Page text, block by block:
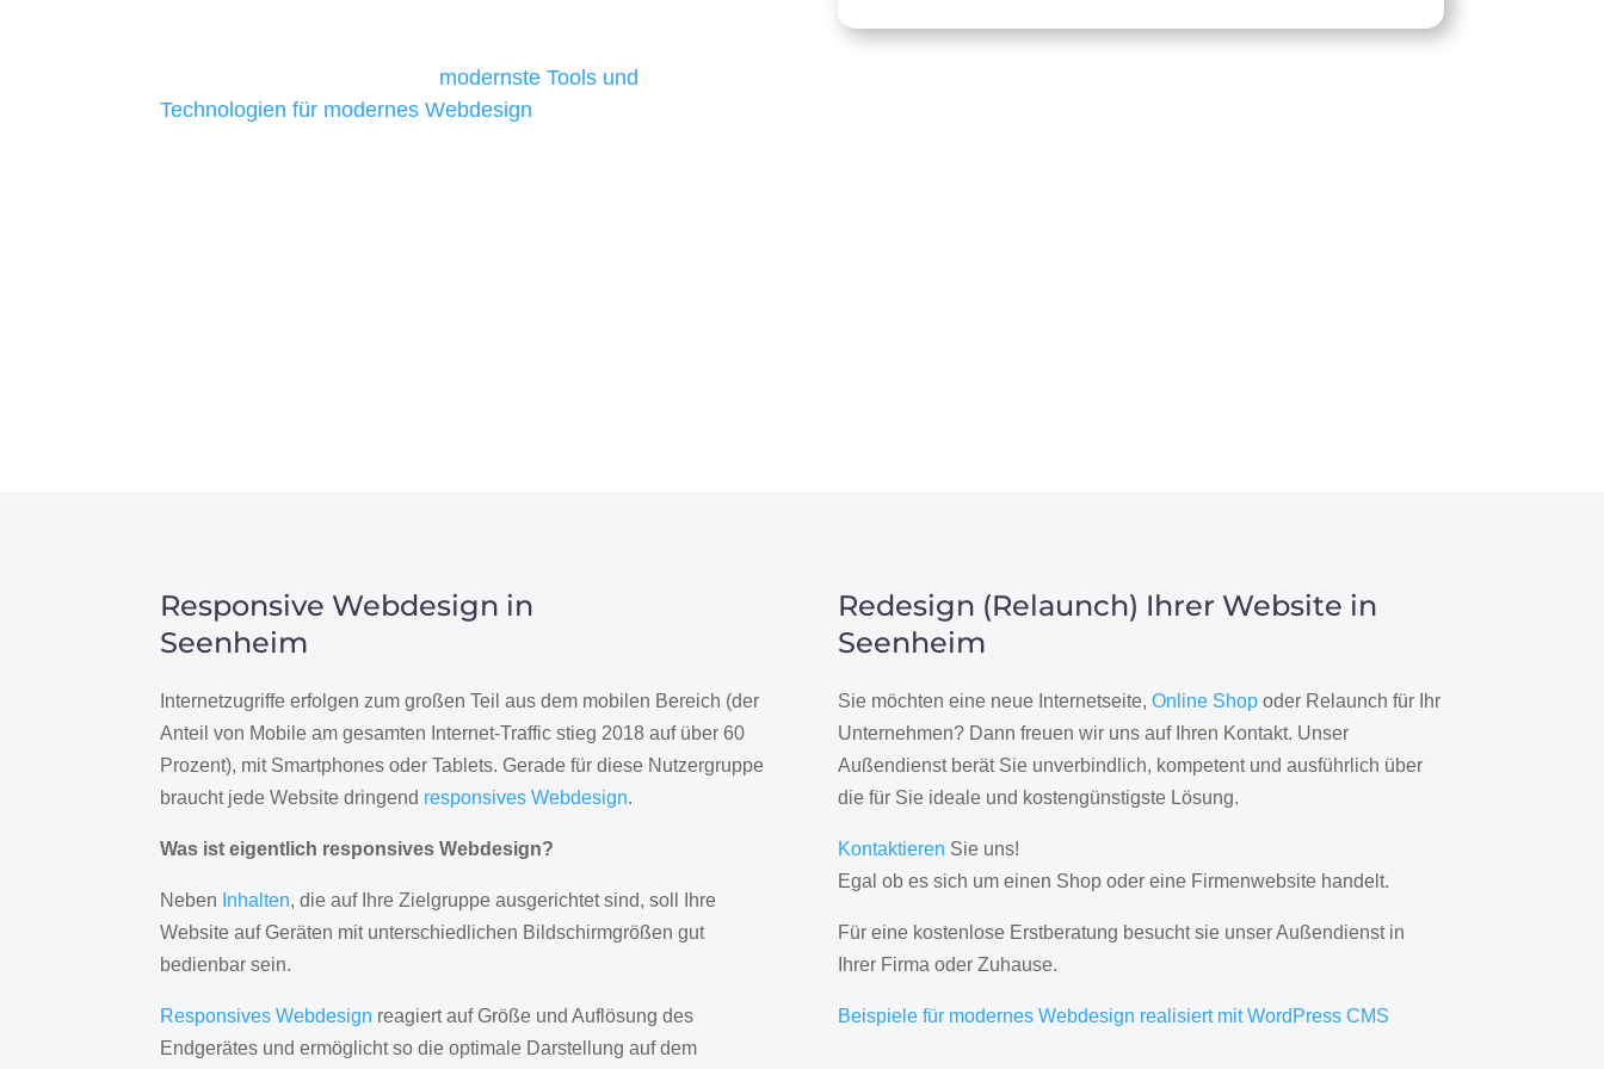
modernste Tools und
Technologien für modernes Webdesign
Responsive Webdesign in
Seenheim
Internetzugriffe erfolgen zum großen Teil aus dem mobilen Bereich (der
Anteil von Mobile am gesamten Internet-Traffic stieg 2018 auf über 60
Prozent), mit Smartphones oder Tablets. Gerade für diese Nutzergruppe
braucht jede Website dringend responsives Webdesign.
Was ist eigentlich responsives Webdesign?
Neben Inhalten, die auf Ihre Zielgruppe ausgerichtet sind, soll Ihre
Website auf Geräten mit unterschiedlichen Bildschirmgrößen gut
bedienbar sein.
Responsives Webdesign reagiert auf Größe und Auflösung des
Endgerätes und ermöglicht so die optimale Darstellung auf dem
Redesign (Relaunch) Ihrer Website in
Seenheim
Sie möchten eine neue Internetseite, Online Shopoder Relaunch für Ihr
Unternehmen? Dann freuen wir uns auf Ihren Kontakt. Unser
Außendienst berät Sie unverbindlich, kompetent und ausführlich über
die für Sie ideale und kostengünstigste Lösung.
Kontaktieren Sie uns!
Egal ob es sich um einen Shop oder eine Firmenwebsite handelt.
Für eine kostenlose Erstberatung besucht sie unser Außendienst in
Ihrer Firma oder Zuhause.
Beispiele für modernes Webdesign realisiert mit WordPress CMS